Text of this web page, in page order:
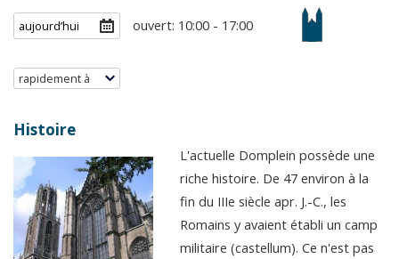
ouvert: 10:00 - 17:00
rapidement à
Histoire
L'actuelle Domplein possède une
riche histoire. De 47 environ à la
fin du IIIe siècle apr. J.-C., les
Romains y avaient établi un camp
militaire (castellum). Ce n'est pas